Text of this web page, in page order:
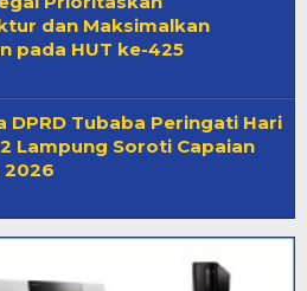
dan Maksimalkan
pada HUT ke-425
DPRD Tubaba Peringati Hari
Lampung Soroti Capaian
2026